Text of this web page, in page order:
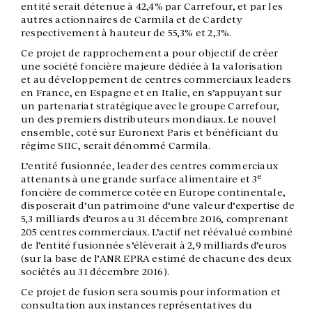
entité serait détenue à 42,4% par Carrefour, et par les
autres actionnaires de Carmila et de Cardety
respectivement à hauteur de 55,3% et 2,3%.
Ce projet de rapprochement a pour objectif de créer
une société foncière majeure dédiée à la valorisation
et au développement de centres commerciaux leaders
en France, en Espagne et en Italie, en s’appuyant sur
un partenariat stratégique avec le groupe Carrefour,
un des premiers distributeurs mondiaux. Le nouvel
ensemble, coté sur Euronext Paris et bénéficiant du
régime SIIC, serait dénommé Carmila.
L’entité fusionnée, leader des centres commerciaux
attenants à une grande surface alimentaire et 3e
foncière de commerce cotée en Europe continentale,
disposerait d’un patrimoine d’une valeur d’expertise de
5,3 milliards d’euros au 31 décembre 2016, comprenant
205 centres commerciaux. L’actif net réévalué combiné
de l’entité fusionnée s’élèverait à 2,9 milliards d’euros
(sur la base de l’ANR EPRA estimé de chacune des deux
sociétés au 31 décembre 2016).
Ce projet de fusion sera soumis pour information et
consultation aux instances représentatives du